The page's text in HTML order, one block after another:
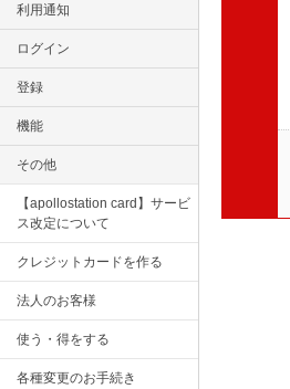
利用通知
ログイン
登録
機能
その他
【apollostation card】サービ
ス改定について
クレジットカードを作る
法人のお客様
使う・得をする
各種変更のお手続き